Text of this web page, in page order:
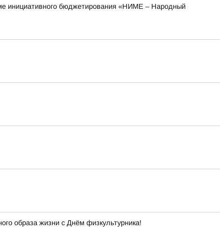
инициативного бюджетирования «НИМЕ – Народный
образа жизни с Днём физкультурника!